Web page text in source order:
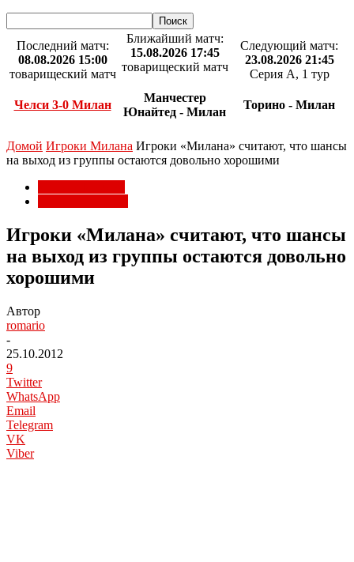
Последний матч:
08.08.2026 15:00
товарищеский матч
Челси 3-0 Милан
Ближайший матч:
15.08.2026 17:45
товарищеский матч
Манчестер
Юнайтед - Милан
Следующий матч:
23.08.2026 21:45
Серия А, 1 тур
Торино - Милан
Домой Игроки Милана Игроки «Милана» считают, что шансы
на выход из группы остаются довольно хорошими
Игроки «Милана» считают, что шансы
на выход из группы остаются довольно
хорошими
Автор
romario
-
25.10.2012
9
Twitter
WhatsApp
Email
Telegram
VK
Viber